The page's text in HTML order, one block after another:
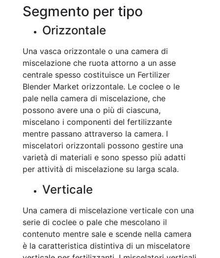
Segmento per tipo
Orizzontale
Una vasca orizzontale o una camera di
miscelazione che ruota attorno a un asse
centrale spesso costituisce un Fertilizer
Blender Market orizzontale. Le coclee o le
pale nella camera di miscelazione, che
possono avere una o più di ciascuna,
miscelano i componenti del fertilizzante
mentre passano attraverso la camera. I
miscelatori orizzontali possono gestire una
varietà di materiali e sono spesso più adatti
per attività di miscelazione su larga scala.
Verticale
Una camera di miscelazione verticale con una
serie di coclee o pale che mescolano il
contenuto mentre sale e scende nella camera
è la caratteristica distintiva di un miscelatore